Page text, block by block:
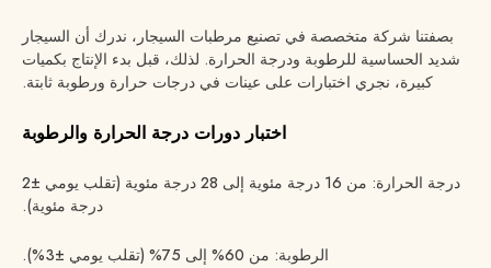
بصفتنا شركة متخصصة في تصنيع مرطبات السيجار، ندرك أن السيجار
شديد الحساسية للرطوبة ودرجة الحرارة. لذلك، قبل بدء الإنتاج بكميات
كبيرة، نجري اختبارات على عينات في درجات حرارة ورطوبة ثابتة.
اختبار دورات درجة الحرارة والرطوبة
درجة الحرارة: من 16 درجة مئوية إلى 28 درجة مئوية (تقلب يومي ±2
درجة مئوية).
الرطوبة: من 60% إلى 75% (تقلب يومي ±3%).